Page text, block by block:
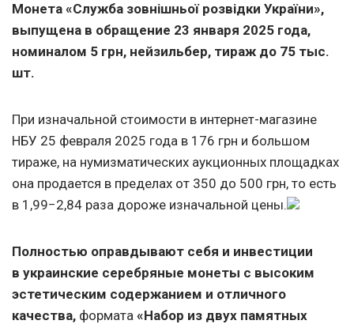
Монета «Служба зовнішньої розвідки України»,
выпущена в обращение 23 января 2025 года,
номиналом 5 грн, нейзильбер, тираж до 75 тыс.
шт.
При изначальной стоимости в интернет-магазине
НБУ 25 февраля 2025 года в 176 грн и большом
тираже, на нумизматических аукционных площадках
она продается в пределах от 350 до 500 грн, то есть
в 1,99−2,84 раза дороже изначальной цены.
Полностью оправдывают себя и инвестиции
в украинские серебряные монеты с высоким
эстетическим содержанием и отличного
качества, формата «Набор из двух памятных